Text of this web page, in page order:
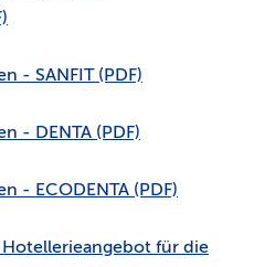
- SANFIT (PDF)
- DENTA (PDF)
- ECODENTA (PDF)
für die